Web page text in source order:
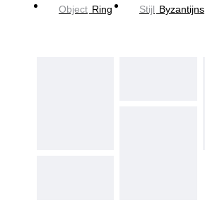
Object Ring Stijl Byzantijns